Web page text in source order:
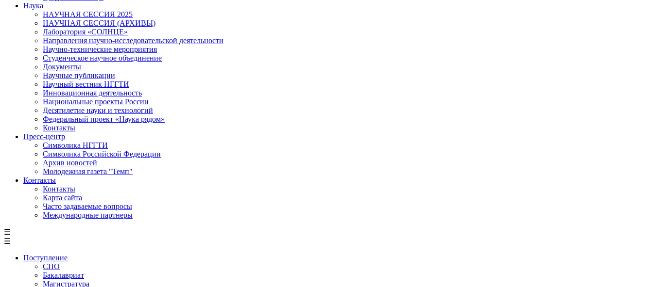
Наука
НАУЧНАЯ СЕССИЯ 2025
НАУЧНАЯ СЕССИЯ (АРХИВЫ)
Лаборатория «СОЛНЦЕ»
Направления научно-исследовательской деятельности
Научно-технические мероприятия
Студенческое научное объединение
Документы
Научные публикации
Научный вестник НГГТИ
Инновационная деятельность
Национальные проекты России
Десятилетие науки и технологий
Федеральный проект «Наука рядом»
Контакты
Пресс-центр
Символика НГГТИ
Символика Российской Федерации
Архив новостей
Молодежная газета "Темп"
Контакты
Контакты
Карта сайта
Часто задаваемые вопросы
Международные партнеры
☰
☰
Поступление
СПО
Бакалавриат
Магистратура